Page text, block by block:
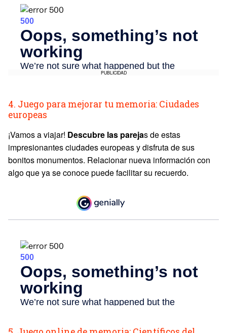
PUBLICIDAD
4. Juego para mejorar tu memoria: Ciudades
europeas
¡Vamos a viajar! Descubre las parejas de estas
impresionantes ciudades europeas y disfruta de sus
bonitos monumentos. Relacionar nueva información con
algo que ya se conoce puede facilitar su recuerdo.